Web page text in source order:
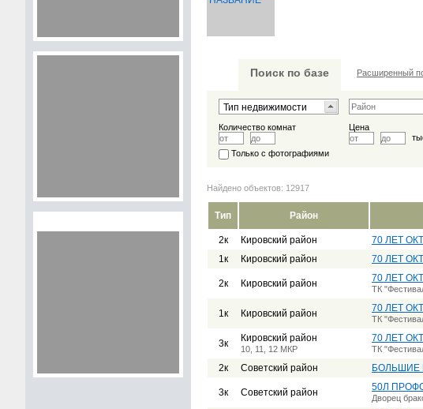
Поиск по базе Расширенный
Количество комнат
Цена
Только с фотографиями
Найдено объектов: 12917
Тип Район
2к
Кировский район 70 ЛЕТ
1к
Кировский район 70 ЛЕТ
2к Кировский район 70 ЛЕТ
ТК
1к Кировский район 70 ЛЕТ
ТК
3к Кировский район
10, 11, 12 МКР
70 ЛЕТ
ТК
2к Советский район БОЛЬШИЕ
3к Советский район 50Л
Дворец